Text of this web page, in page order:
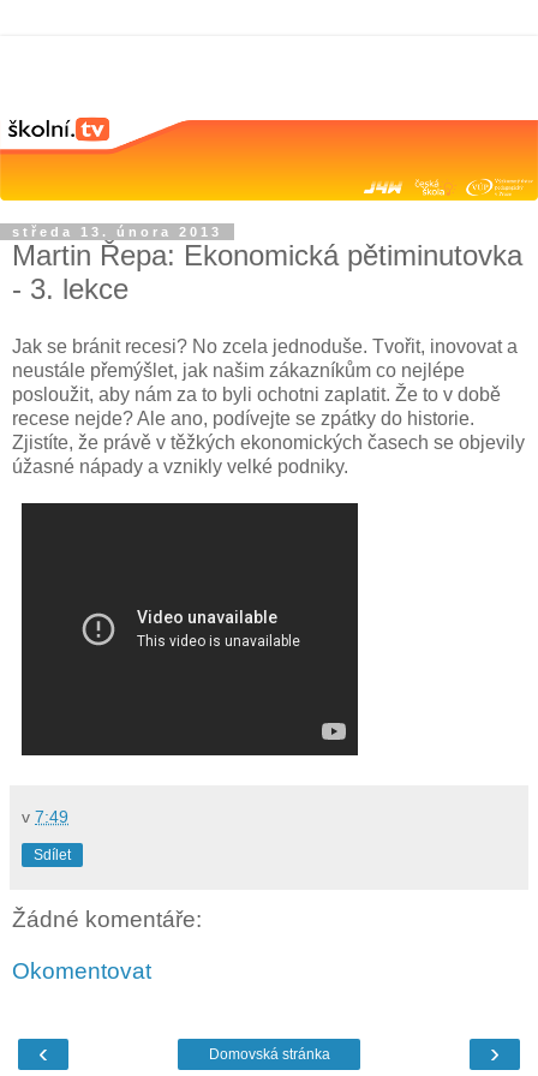
středa 13. února 2013
Martin Řepa: Ekonomická pětiminutovka
- 3. lekce
Jak se bránit recesi? No zcela jednoduše. Tvořit, inovovat a
neustále přemýšlet, jak našim zákazníkům co nejlépe
posloužit, aby nám za to byli ochotni zaplatit. Že to v době
recese nejde? Ale ano, podívejte se zpátky do historie.
Zjistíte, že právě v těžkých ekonomických časech se objevily
úžasné nápady a vznikly velké podniky.
v 7:49
Sdílet
Žádné komentáře:
Okomentovat
‹ ›
Domovská stránka